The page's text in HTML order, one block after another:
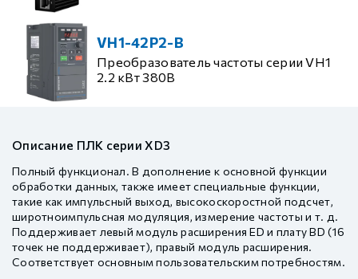
VH1-42P2-B
Преобразователь частоты серии VH1
2.2 кВт 380В
Описание ПЛК серии XD3
Полный функционал. В дополнение к основной функции
обработки данных, также имеет специальные функции,
такие как импульсный выход, высокоскоростной подсчет,
широтноимпульсная модуляция, измерение частоты и т. д.
Поддерживает левый модуль расширения ED и плату BD (16
точек не поддерживает), правый модуль расширения.
Соответствует основным пользовательским потребностям.